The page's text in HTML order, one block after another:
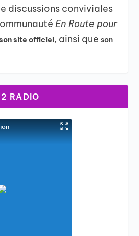
discussions conviviales
En Route pour
site officiel, ainsi queson
RADIO